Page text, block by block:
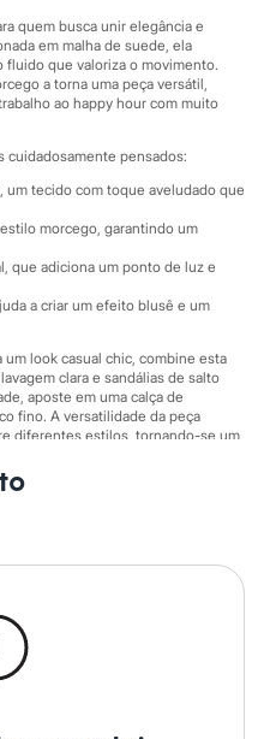
quem busca unir elegância e
em malha de suede, ela
que valoriza o movimento.
a torna uma peça versátil,
ao happy hour com muito
cuidadosamente pensados:
um tecido com toque aveludado que
morcego, garantindo um
que adiciona um ponto de luz e
a criar um efeito blusê e um
look casual chic, combine esta
clara e sandálias de salto
aposte em uma calça de
fino. A versatilidade da peça
diferentes estilos, tornando-se um
62cm / Quadril: 89cm.